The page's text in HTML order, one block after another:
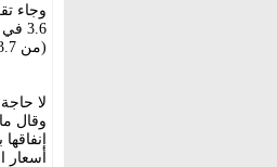
وجاء
(من 3.7 في المائة).
لا
وقال
أسعار